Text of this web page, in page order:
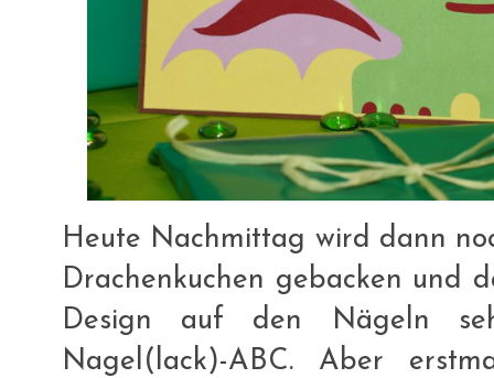
Heute Nachmittag wird dann
Drachenkuchen gebacken und
Design auf den Nägeln
Nagel(lack)-ABC. Aber